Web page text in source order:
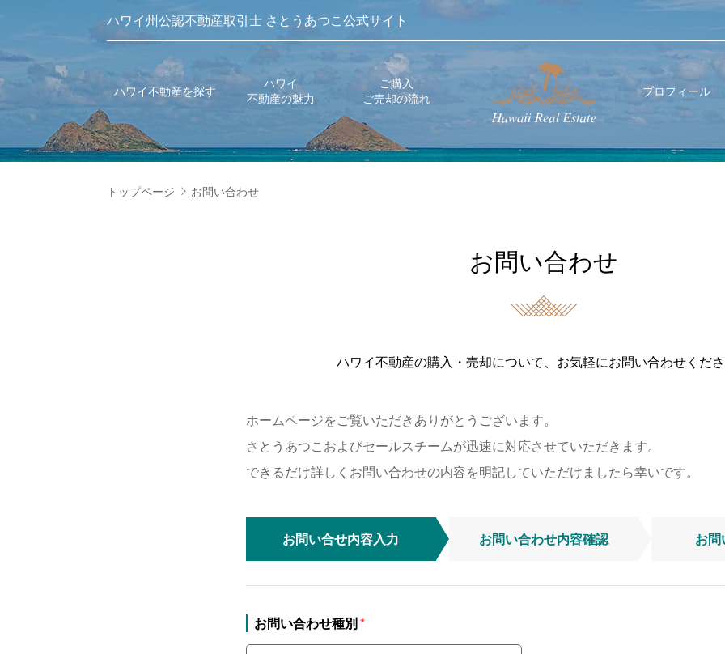
ハワイ州公認不動産取引士 さとうあつこ公式サイト
ハワイ不動産を探す
ハワイ
不動産の魅力
ご購入
ご売却の流れ
プロフィール
トップページ お問い合わせ
お問い合わせ
ハワイ不動産の購入・売却について、お気軽にお問い合わせくださ
ホームページをご覧いただきありがとうございます。
さとうあつこおよびセールスチームが迅速に対応させていただきます。
できるだけ詳しくお問い合わせの内容を明記していただけましたら幸いです。
お問い合せ内容入力 お問い合わせ内容確認 お問
お問い合わせ種別